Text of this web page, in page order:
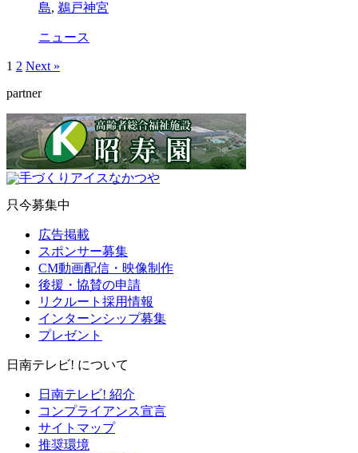
島, 鵜戸神宮
ニュース
1 2 Next »
partner
只今募集中
広告掲載
スポンサー募集
CM動画配信・映像制作
後援・協賛の申請
リクルート採用情報
インターンシップ募集
プレゼント
日南テレビ! について
日南テレビ! 紹介
コンプライアンス宣言
サイトマップ
推奨環境